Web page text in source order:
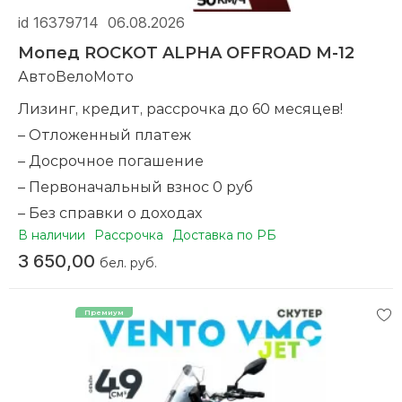
Максимальная нагрузка (кг): 150
Максимальная скорость (км/ч): 140
Аккумулятор: Литиевый аккумулятор 12V3A
id 16379714 06.08.2026
Мопед ROCKOT ALPHA OFFROAD M-12
АвтоВелоМото
Лизинг, кредит, рассрочка до 60 месяцев!
– Отложенный платеж
– Досрочное погашение
– Первоначальный взнос 0 руб
– Без справки о доходах
– Оформление по телефону
– Совершая покупку у нас вы получаете баллы на
Новый. Гарантия. Доставка по всей Беларуси на
дом. Бесплатный тест-драйв.
Мощность 7.5 л.с
Объём 50 см³
В наличии Рассрочка Доставка по РБ
3 650,00 бел. руб.